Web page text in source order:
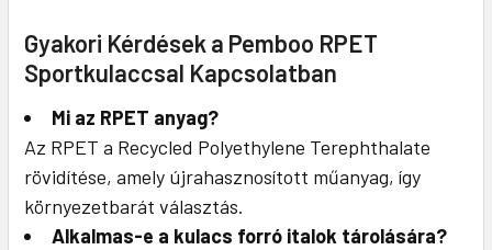
Gyakori Kérdések a Pemboo RPET
Sportkulaccsal Kapcsolatban
Mi az RPET anyag?
Az RPET a Recycled Polyethylene Terephthalate
rövidítése, amely újrahasznosított műanyag, így
környezetbarát választás.
Alkalmas-e a kulacs forró italok tárolására?